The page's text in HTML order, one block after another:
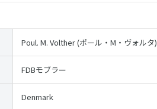
Poul. M. Volther (ポール・M・ヴォルタ)
FDBモブラー
Denmark